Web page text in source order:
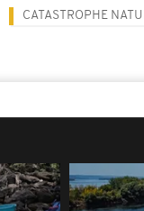
CATASTROPHE